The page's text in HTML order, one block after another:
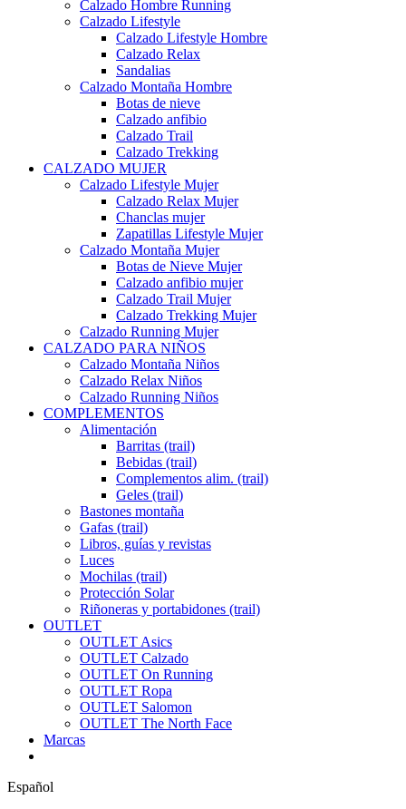
Calzado Hombre Running
Calzado Lifestyle
Calzado Lifestyle Hombre
Calzado Relax
Sandalias
Calzado Montaña Hombre
Botas de nieve
Calzado anfibio
Calzado Trail
Calzado Trekking
CALZADO MUJER
Calzado Lifestyle Mujer
Calzado Relax Mujer
Chanclas mujer
Zapatillas Lifestyle Mujer
Calzado Montaña Mujer
Botas de Nieve Mujer
Calzado anfibio mujer
Calzado Trail Mujer
Calzado Trekking Mujer
Calzado Running Mujer
CALZADO PARA NIÑOS
Calzado Montaña Niños
Calzado Relax Niños
Calzado Running Niños
COMPLEMENTOS
Alimentación
Barritas (trail)
Bebidas (trail)
Complementos alim. (trail)
Geles (trail)
Bastones montaña
Gafas (trail)
Libros, guías y revistas
Luces
Mochilas (trail)
Protección Solar
Riñoneras y portabidones (trail)
OUTLET
OUTLET Asics
OUTLET Calzado
OUTLET On Running
OUTLET Ropa
OUTLET Salomon
OUTLET The North Face
Marcas
Español